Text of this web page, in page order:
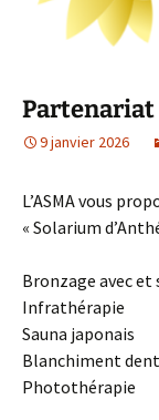
Partenariat
9 janvier 2026
L’ASMA vous
« Solarium
Bronzage avec et
Infrathérapie
Sauna japonais
Blanchiment
Photothérapie